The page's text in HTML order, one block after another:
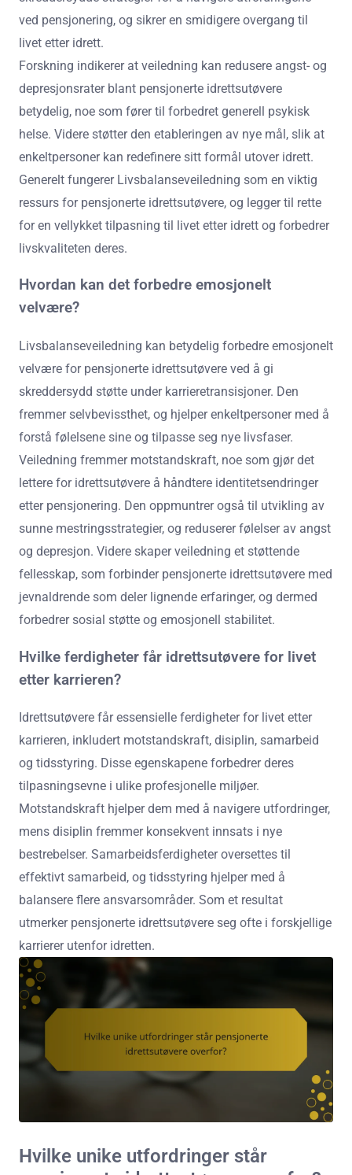
ved pensjonering, og sikrer en smidigere overgang til
livet etter idrett.
Forskning indikerer at veiledning kan redusere angst- og
depresjonsrater blant pensjonerte idrettsutøvere
betydelig, noe som fører til forbedret generell psykisk
helse. Videre støtter den etableringen av nye mål, slik at
enkeltpersoner kan redefinere sitt formål utover idrett.
Generelt fungerer Livsbalanseveiledning som en viktig
ressurs for pensjonerte idrettsutøvere, og legger til rette
for en vellykket tilpasning til livet etter idrett og forbedrer
livskvaliteten deres.
Hvordan kan det forbedre emosjonelt
velvære?
Livsbalanseveiledning kan betydelig forbedre emosjonelt
velvære for pensjonerte idrettsutøvere ved å gi
skreddersydd støtte under karrieretransisjoner. Den
fremmer selvbevissthet, og hjelper enkeltpersoner med å
forstå følelsene sine og tilpasse seg nye livsfaser.
Veiledning fremmer motstandskraft, noe som gjør det
lettere for idrettsutøvere å håndtere identitetsendringer
etter pensjonering. Den oppmuntrer også til utvikling av
sunne mestringsstrategier, og reduserer følelser av angst
og depresjon. Videre skaper veiledning et støttende
fellesskap, som forbinder pensjonerte idrettsutøvere med
jevnaldrende som deler lignende erfaringer, og dermed
forbedrer sosial støtte og emosjonell stabilitet.
Hvilke ferdigheter får idrettsutøvere for livet
etter karrieren?
Idrettsutøvere får essensielle ferdigheter for livet etter
karrieren, inkludert motstandskraft, disiplin, samarbeid
og tidsstyring. Disse egenskapene forbedrer deres
tilpasningsevne i ulike profesjonelle miljøer.
Motstandskraft hjelper dem med å navigere utfordringer,
mens disiplin fremmer konsekvent innsats i nye
bestrebelser. Samarbeidsferdigheter oversettes til
effektivt samarbeid, og tidsstyring hjelper med å
balansere flere ansvarsområder. Som et resultat
utmerker pensjonerte idrettsutøvere seg ofte i forskjellige
karrierer utenfor idretten.
Hvilke unike utfordringer står